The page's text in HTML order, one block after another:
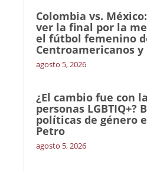
Colombia vs.
ver la final por la
el fútbol femenino
Centroamericanos y
agosto 5, 2026
¿El cambio fue con
personas LGBTIQ+?
políticas de género
Petro
agosto 5, 2026